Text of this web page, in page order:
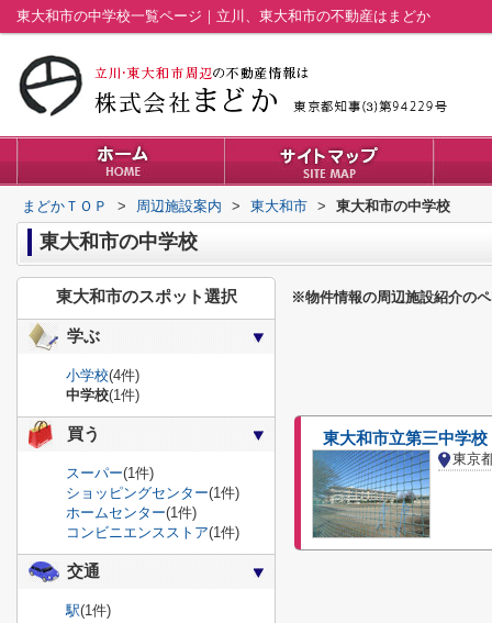
東大和市の中学校一覧ページ｜立川、東大和市の不動産はまどか
まどかＴＯＰ > 周辺施設案内 > 東大和市 > 東大和市の中学校
東大和市の中学校
※物件情報の周辺施設紹介の
東大和市立第三中学校
東京
東大和市のスポット選択
学ぶ
小学校(4件)
中学校(1件)
買う
スーパー(1件)
ショッピングセンター(1件)
ホームセンター(1件)
コンビニエンスストア(1件)
交通
駅(1件)